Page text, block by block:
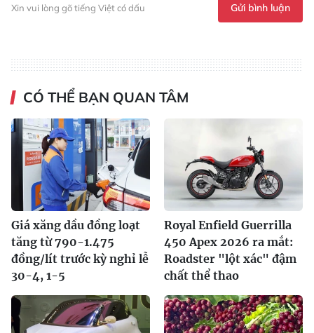
Xin vui lòng gõ tiếng Việt có dấu Gửi bình luận
CÓ THỂ BẠN QUAN TÂM
Giá xăng dầu đồng loạt
tăng từ 790-1.475
đồng/lít trước kỳ nghỉ lễ
30-4, 1-5
Royal Enfield Guerrilla
450 Apex 2026 ra mắt:
Roadster "lột xác" đậm
chất thể thao